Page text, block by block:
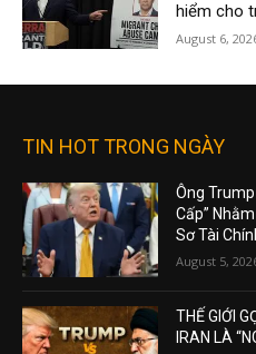
hiểm cho
August 6,
TIN HOT TRONG NGÀY
Ông
Cấp”
Sơ Tài
August 5,
THẾ GIỚI
IRAN LÀ